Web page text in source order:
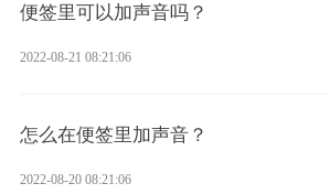
便签里可以加声音吗？
2022-08-21 08:21:06
怎么在便签里加声音？
2022-08-20 08:21:06